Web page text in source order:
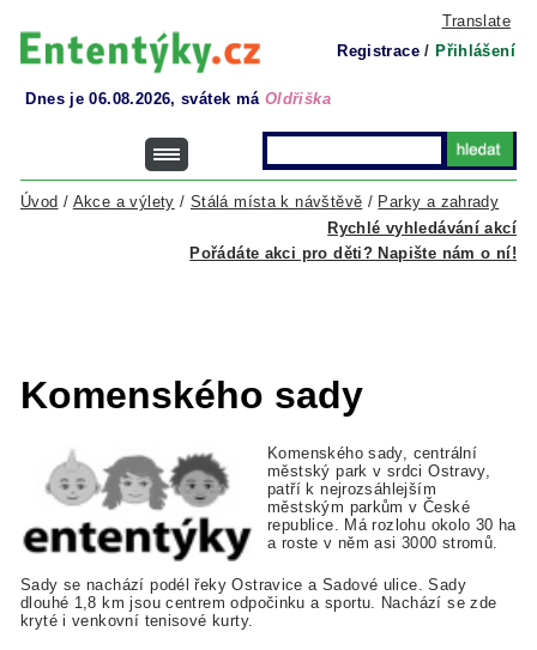
Translate
Registrace / Přihlášení
Dnes je 06.08.2026, svátek má Oldřiška
Rychlé vyhledávání akcí
Úvod / Akce a výlety / Stálá místa k návštěvě / Parky a zahrady
Pořádáte akci pro děti? Napište nám o ní!
Komenského sady
Komenského sady, centrální
městský park v srdci Ostravy,
patří k nejrozsáhlejším
městským parkům v České
republice. Má rozlohu okolo 30 ha
a roste v něm asi 3000 stromů.
Sady se nachází podél řeky Ostravice a Sadové ulice. Sady
dlouhé 1,8 km jsou centrem odpočinku a sportu. Nachází se zde
kryté i venkovní tenisové kurty.